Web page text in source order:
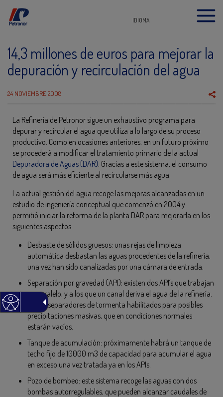
IDIOMA
14,3 millones de euros para mejorar la
depuración y recirculación del agua
24 NOVIEMBRE 2008
La Refinería de Petronor sigue un exhaustivo programa para
depurar y recircular el agua que utiliza a lo largo de su proceso
productivo. Como en ocasiones anteriores, en un futuro próximo
se procederá a modificar el tratamiento primario de la actual
Depuradora de Aguas (DAR). Gracias a este sistema, el consumo
de agua será más eficiente al recircularse más agua.
La actual gestión del agua recoge las mejoras alcanzadas en un
estudio de ingeniería conceptual que comenzó en 2004 y
permitió iniciar la reforma de la planta DAR para mejorarla en los
siguientes aspectos:
Desbaste de sólidos gruesos: unas rejas de limpieza
automática desbastan las aguas procedentes de la refinería,
una vez han sido canalizadas por una cámara de entrada.
Separación por gravedad (API): existen dos API´s que trabajan
en paralelo, y a los que un canal deriva el agua de la refinería.
Habrá separadores de tormenta habilitados para posibles
precipitaciones masivas, que en condiciones normales
estarán vacíos.
Tanque de acumulación: próximamente habrá un tanque de
techo fijo de 10000 m3 de capacidad para acumular el agua
en exceso una vez tratada ya en los APIs.
Pozo de bombeo: este sistema recoge las aguas con dos
bombas autorregulables, que pueden alcanzar caudales de